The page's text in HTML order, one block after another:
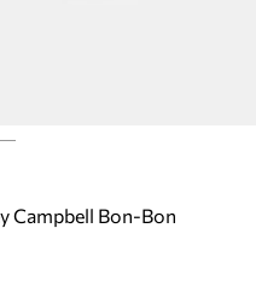
Campbell Bon-Bon